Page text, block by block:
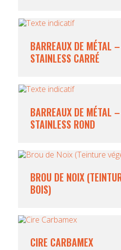
BARREAUX DE MÉTAL
STAINLESS CARRÉ
BARREAUX DE MÉTAL
STAINLESS ROND
BROU DE NOIX
BOIS)
CIRE CARBAMEX